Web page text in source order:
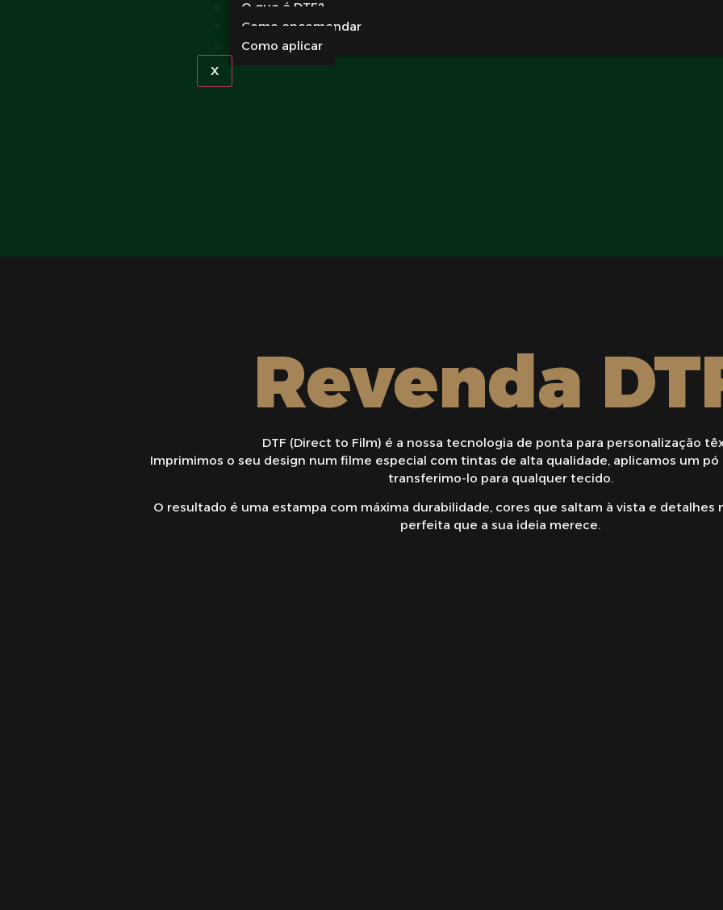
O que é DTF?
Como encomendar
Como aplicar
X
Revenda
DTF (Direct to Film) é a nossa tecnologia de ponta para personalização
Imprimimos o seu design num filme especial com tintas de alta qualidade, aplicamos um pó
transferimo-lo para qualquer tecido.
O resultado é uma estampa com máxima durabilidade, cores que saltam à vista e detalhes
perfeita que a sua ideia merece.